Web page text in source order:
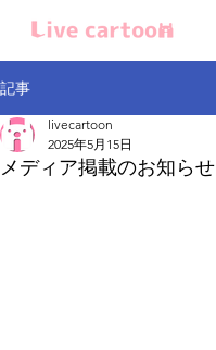
記事
メディア掲載のお知らせ
livecartoon
2025年5月15日